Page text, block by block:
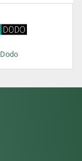
Dodo